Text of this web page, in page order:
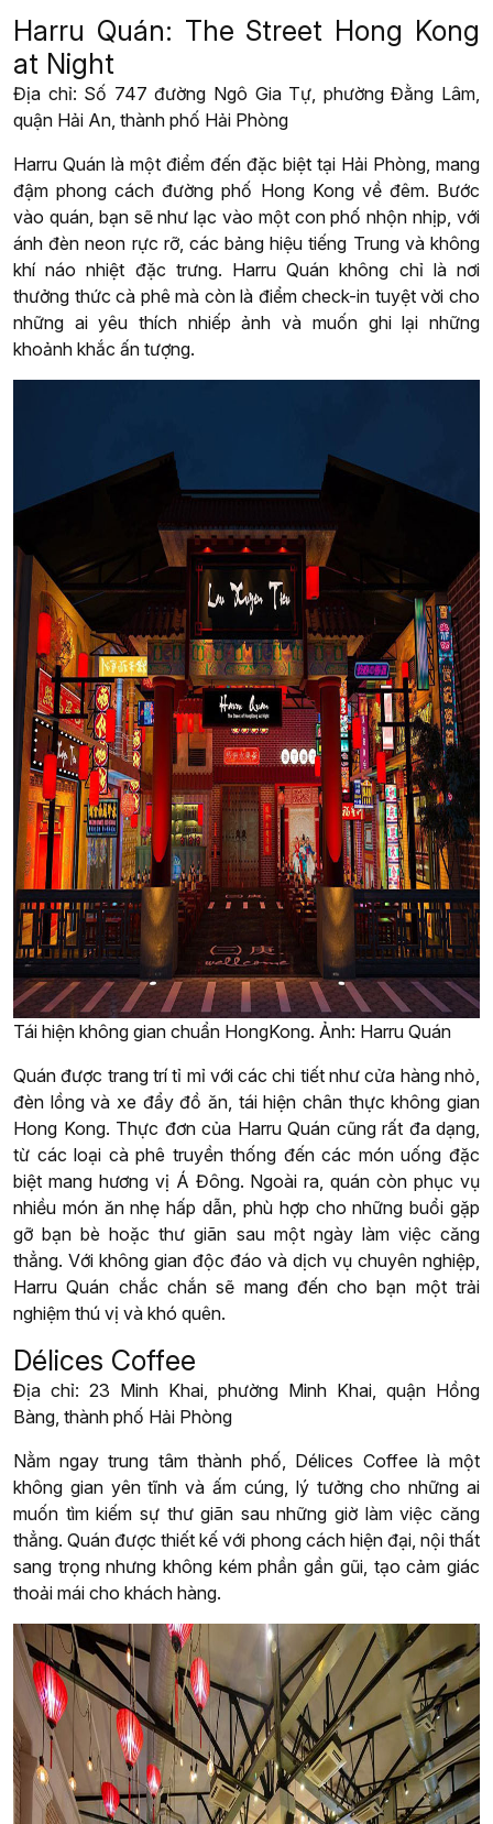
Harru Quán: The Street Hong Kong
at Night
Địa chỉ: Số 747 đường Ngô Gia Tự, phường Đằng Lâm,
quận Hải An, thành phố Hải Phòng
Harru Quán là một điểm đến đặc biệt tại Hải Phòng, mang
đậm phong cách đường phố Hong Kong về đêm. Bước
vào quán, bạn sẽ như lạc vào một con phố nhộn nhịp, với
ánh đèn neon rực rỡ, các bảng hiệu tiếng Trung và không
khí náo nhiệt đặc trưng. Harru Quán không chỉ là nơi
thưởng thức cà phê mà còn là điểm check-in tuyệt vời cho
những ai yêu thích nhiếp ảnh và muốn ghi lại những
khoảnh khắc ấn tượng.
Tái hiện không gian chuẩn HongKong. Ảnh: Harru Quán
Quán được trang trí tỉ mỉ với các chi tiết như cửa hàng nhỏ,
đèn lồng và xe đẩy đồ ăn, tái hiện chân thực không gian
Hong Kong. Thực đơn của Harru Quán cũng rất đa dạng,
từ các loại cà phê truyền thống đến các món uống đặc
biệt mang hương vị Á Đông. Ngoài ra, quán còn phục vụ
nhiều món ăn nhẹ hấp dẫn, phù hợp cho những buổi gặp
gỡ bạn bè hoặc thư giãn sau một ngày làm việc căng
thẳng. Với không gian độc đáo và dịch vụ chuyên nghiệp,
Harru Quán chắc chắn sẽ mang đến cho bạn một trải
nghiệm thú vị và khó quên.
Délices Coffee
Địa chỉ: 23 Minh Khai, phường Minh Khai, quận Hồng
Bàng, thành phố Hải Phòng
Nằm ngay trung tâm thành phố, Délices Coffee là một
không gian yên tĩnh và ấm cúng, lý tưởng cho những ai
muốn tìm kiếm sự thư giãn sau những giờ làm việc căng
thẳng. Quán được thiết kế với phong cách hiện đại, nội thất
sang trọng nhưng không kém phần gần gũi, tạo cảm giác
thoải mái cho khách hàng.